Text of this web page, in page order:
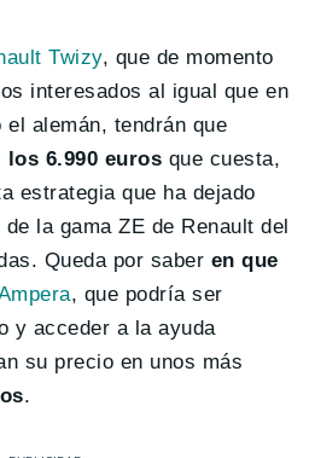
Twizy, que de momento
interesados al igual que en
alemán, tendrán que
los 6.990 euros que cuesta,
estrategia que ha dejado
la gama ZE de Renault del
Queda por saber en que
, que podría ser
y acceder a la ayuda
su precio en unos más
.